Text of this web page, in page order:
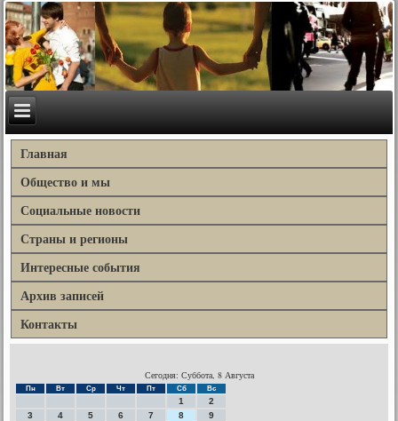
Главная
Общество и мы
Социальные новости
Страны и регионы
Интересные события
Архив записей
Контакты
Сегодня: Суббота, 8 Августа
Пн Вт Ср Чт Пт Сб Вс
1
2
3
4 5 6 7 8
9